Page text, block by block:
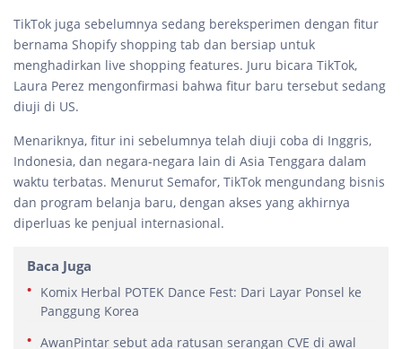
TikTok juga sebelumnya sedang bereksperimen dengan fitur
bernama Shopify shopping tab dan bersiap untuk
menghadirkan live shopping features. Juru bicara TikTok,
Laura Perez mengonfirmasi bahwa fitur baru tersebut sedang
diuji di US.
Menariknya, fitur ini sebelumnya telah diuji coba di Inggris,
Indonesia, dan negara-negara lain di Asia Tenggara dalam
waktu terbatas. Menurut Semafor, TikTok mengundang bisnis
dan program belanja baru, dengan akses yang akhirnya
diperluas ke penjual internasional.
Baca Juga
Komix Herbal POTEK Dance Fest: Dari Layar Ponsel ke
Panggung Korea
AwanPintar sebut ada ratusan serangan CVE di awal